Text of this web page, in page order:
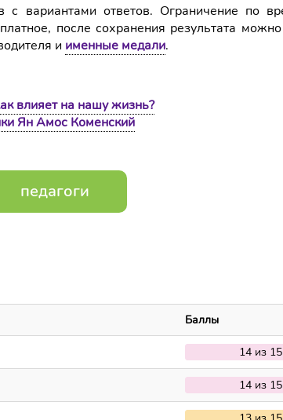
с вариантами ответов. Ограничение по
после сохранения результата можно
и именные медали.
влияет на нашу жизнь?
Ян Амос Коменский
педагоги
Баллы
14 из 15
14 из 15